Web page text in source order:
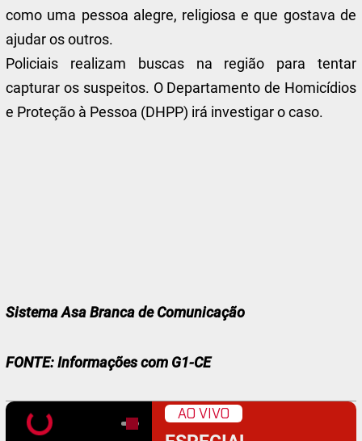
como uma pessoa alegre, religiosa e que gostava de
ajudar os outros.
Policiais realizam buscas na região para tentar
capturar os suspeitos. O Departamento de Homicídios
e Proteção à Pessoa (DHPP) irá investigar o caso.
Sistema Asa Branca de Comunicação
FONTE: Informações com G1-CE
AO VIVO